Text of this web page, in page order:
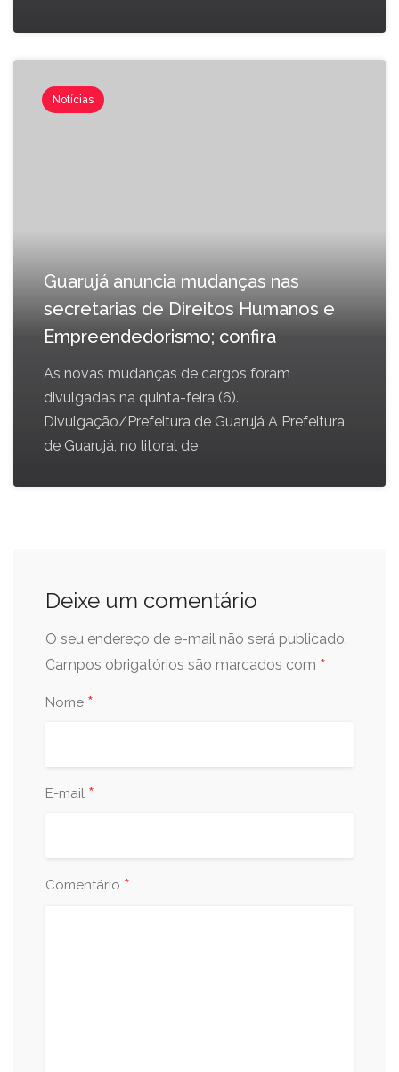
Notícias
Guarujá anuncia mudanças nas
secretarias de Direitos Humanos e
Empreendedorismo; confira
As novas mudanças de cargos foram
divulgadas na quinta-feira (6).
Divulgação/Prefeitura de Guarujá A Prefeitura
de Guarujá, no litoral de
Deixe um comentário
O seu endereço de e-mail não será publicado.
Campos obrigatórios são marcados com *
Nome *
E-mail *
Comentário *